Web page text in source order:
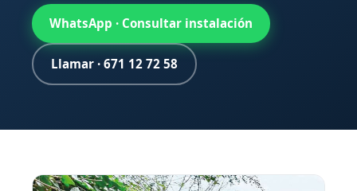
WhatsApp · Consultar instalación
Llamar · 671 12 72 58